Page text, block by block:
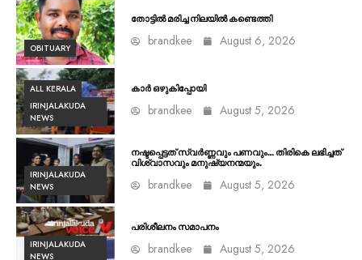
OBITUARY
തോട്ടിൽ മരിച്ച നിലയിൽ കണ്ടെത്തി
brandkee August 6, 2026
ALL KERALA
IRINJALAKUDA
NEWS
കാർ ഒഴുകിപ്പോയി
brandkee August 5, 2026
IRINJALAKUDA
NEWS
നഷ്ടപ്പെട്ടത് സ്വർണ്ണവും പണവും… തിരികെ ലഭിച്ചത്
വിശ്വാസവും മനുഷ്യനന്മയും.
brandkee August 5, 2026
IRINJALAKUDA
NEWS
പരിശീലനം സമാപനം
brandkee August 5, 2026